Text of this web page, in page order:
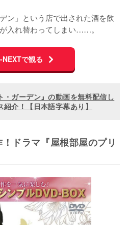
ン」という店で出された酒を飲
入れ替わってしまい……。
で観る
・ガーデン』の動画を無料配信し
介！【日本語字幕あり】
ドラマ『屋根部屋のプリ